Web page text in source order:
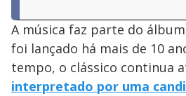
A música faz parte do álbum
foi lançado há mais de 10
tempo, o clássico continua
interpretado por uma